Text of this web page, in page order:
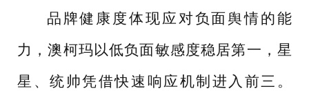
品牌健康度体现应对负面舆情的能
力，澳柯玛以低负面敏感度稳居第一，星
星、统帅凭借快速响应机制进入前三。